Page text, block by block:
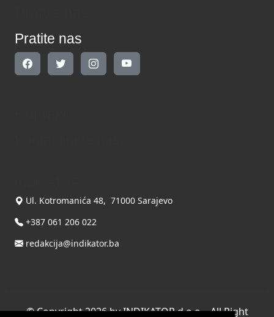
Pratite nas
Ul. Kotromanića 48, 71000 Sarajevo
+387 061 206 022
redakcija@indikator.ba
©Copyright 2026 by INDIKATOR d.o.o., All Right